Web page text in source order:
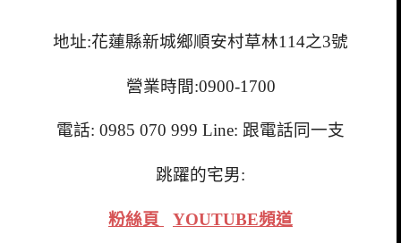
地址:花蓮縣新城鄉順安村草林114之3號
營業時間:0900-1700
電話: 0985 070 999 Line: 跟電話同一支
跳躍的宅男:
粉絲頁 YOUTUBE頻道